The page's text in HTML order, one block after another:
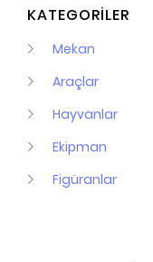
KATEGORİLER
Mekan
Araçlar
Hayvanlar
Ekipman
Figüranlar